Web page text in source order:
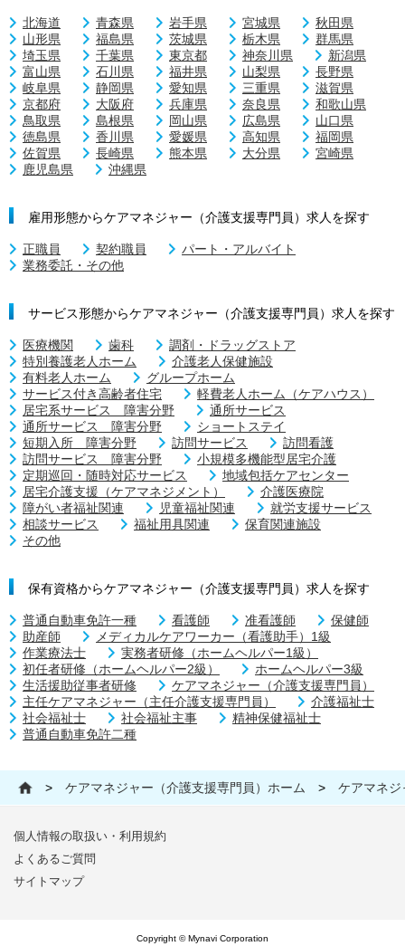
北海道 青森県 岩手県 宮城県
秋田県
山形県
福島県 茨城県 栃木県
群馬県
埼玉県
千葉県 東京都 神奈川県
新潟県
富山県
石川県 福井県 山梨県
長野県
岐阜県
静岡県 愛知県 三重県
滋賀県
京都府
大阪府 兵庫県 奈良県
和歌山県
鳥取県
島根県 岡山県 広島県
山口県
徳島県
香川県 愛媛県 高知県
福岡県
佐賀県
長崎県 熊本県 大分県
宮崎県
鹿児島県
沖縄県
雇用形態からケアマネジャー（介護支援専門員）求人を探す
正職員 契約職員
パート・アルバイト
業務委託・その他
サービス形態からケアマネジャー（介護支援専門員）求人を探す
医療機関 歯科
調剤・ドラッグストア
特別養護老人ホーム
介護老人保健施設
有料老人ホーム
グループホーム
サービス付き高齢者住宅
軽費老人ホーム（ケアハウス）
居宅系サービス 障害分野
通所サービス
通所サービス 障害分野
ショートステイ
短期入所 障害分野
訪問サービス
訪問看護
訪問サービス 障害分野
小規模多機能型居宅介護
定期巡回・随時対応サービス
地域包括ケアセンター
居宅介護支援（ケアマネジメント）
介護医療院
障がい者福祉関連
児童福祉関連
就労支援サービス
相談サービス
福祉用具関連
保育関連施設
その他
保有資格からケアマネジャー（介護支援専門員）求人を探す
普通自動車免許一種 看護師 准看護師
保健師
助産師
メディカルケアワーカー（看護助手）1級
作業療法士
実務者研修（ホームヘルパー1級）
初任者研修（ホームヘルパー2級）
ホームヘルパー3級
生活援助従事者研修
ケアマネジャー（介護支援専門員）
主任ケアマネジャー（主任介護支援専門員）
介護福祉士
社会福祉士
社会福祉主事
精神保健福祉士
普通自動車免許二種
> ケアマネジャー（介護支援専門員）ホーム > ケアマネジ
個人情報の取扱い・利用規約
よくあるご質問
サイトマップ
Copyright © Mynavi Corporation